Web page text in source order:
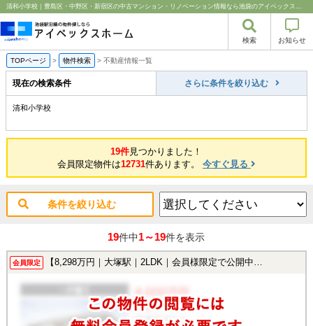
清和小学校｜豊島区・中野区・新宿区の中古マンション・リノベーション情報なら池袋のアイベックスホーム！
検索 お知らせ
TOPページ > 物件検索 > 不動産情報一覧
現在の検索条件 さらに条件を絞り込む
清和小学校
19件見つかりました！
会員限定物件は12731件あります。 今すぐ見る
条件を絞り込む
19件中1～19件を表示
会員限定 【8,298万円｜大塚駅｜2LDK｜会員様限定で公開中！】